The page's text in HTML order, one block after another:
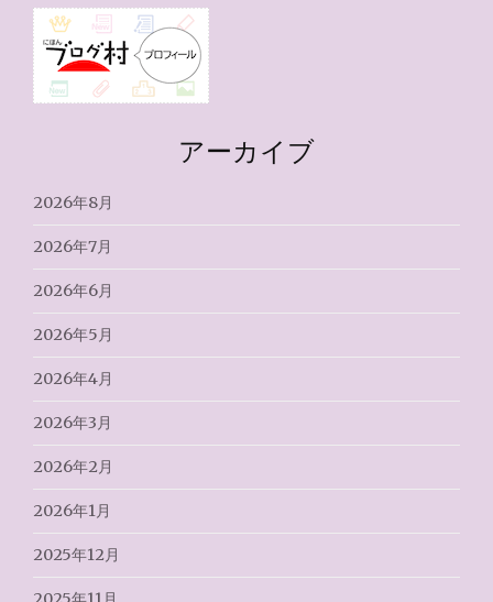
アーカイブ
2026年8月
2026年7月
2026年6月
2026年5月
2026年4月
2026年3月
2026年2月
2026年1月
2025年12月